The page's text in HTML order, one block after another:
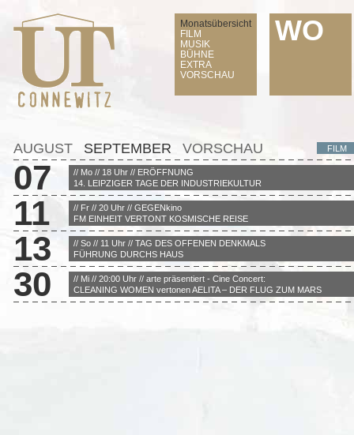
Monatsübersicht
FILM
MUSIK
BÜHNE
EXTRA
VORSCHAU
WO
AUGUST SEPTEMBER VORSCHAU FILM
07
// Mo // 18 Uhr // ERÖFFNUNG
14. LEIPZIGER TAGE DER INDUSTRIEKULTUR
11
// Fr // 20 Uhr // GEGENkino
FM EINHEIT VERTONT KOSMISCHE REISE
13
// So // 11 Uhr // TAG DES OFFENEN DENKMALS
FÜHRUNG DURCHS HAUS
30
// Mi // 20:00 Uhr // arte präsentiert - Cine Concert:
CLEANING WOMEN vertonen AELITA – DER FLUG ZUM MARS